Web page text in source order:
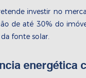
investir no
de até 30% do
fonte solar.
energética